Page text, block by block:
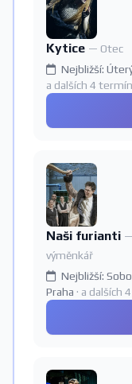
Kytice — Otec
Nejbližší:
a dalších 4
Naši furianti
výměnkář
Nejbližší:
Praha · a dalších